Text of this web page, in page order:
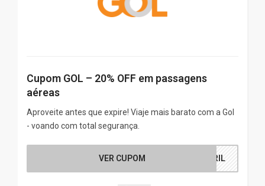
Cupom GOL – 20% OFF em passagens
aéreas
Aproveite antes que expire! Viaje mais barato com a Gol
- voando com total segurança.
VER CUPOM BRIL